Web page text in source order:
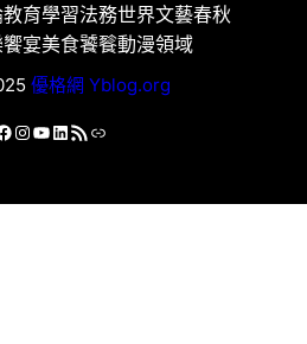
教育學習法務世界文藝春秋
宴美食饕餮動漫領域
優格網 Yblog.org
Instagram
YouTube
LinkedIn
RSS 資訊提供連結